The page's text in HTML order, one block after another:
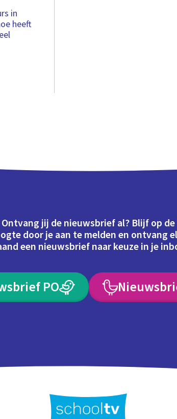
in
heeft
Ontvang jij de nieuwsbrief al? Blijf op de
door je aan te melden en ontvang
een nieuwsbrief naar keuze in je
PO